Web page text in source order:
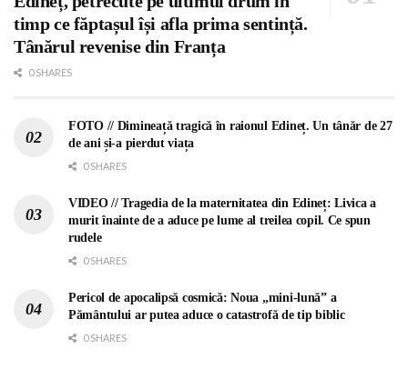
timp ce făptașul își afla prima sentință.
Tânărul revenise din Franța
0 SHARES
FOTO // Dimineață tragică în raionul Edineț. Un tânăr de 27
de ani și-a pierdut viața
0 SHARES
VIDEO // Tragedia de la maternitatea din Edineț: Livica a
murit înainte de a aduce pe lume al treilea copil. Ce spun
rudele
0 SHARES
Pericol de apocalipsă cosmică: Noua „mini-lună” a
Pământului ar putea aduce o catastrofă de tip biblic
0 SHARES